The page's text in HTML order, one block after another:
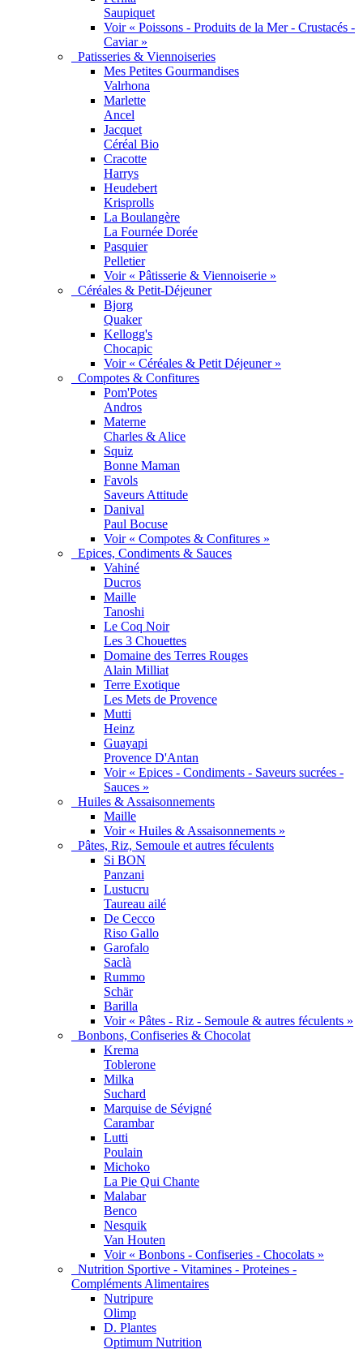
Saupiquet
Voir « Poissons - Produits de la Mer - Crustacés -
Caviar »
Patisseries & Viennoiseries
Mes Petites Gourmandises
Valrhona
Marlette
Ancel
Jacquet
Céréal Bio
Cracotte
Harrys
Heudebert
Krisprolls
La Boulangère
La Fournée Dorée
Pasquier
Pelletier
Voir « Pâtisserie & Viennoiserie »
Céréales & Petit-Déjeuner
Bjorg
Quaker
Kellogg's
Chocapic
Voir « Céréales & Petit Déjeuner »
Compotes & Confitures
Pom'Potes
Andros
Materne
Charles & Alice
Squiz
Bonne Maman
Favols
Saveurs Attitude
Danival
Paul Bocuse
Voir « Compotes & Confitures »
Epices, Condiments & Sauces
Vahiné
Ducros
Maille
Tanoshi
Le Coq Noir
Les 3 Chouettes
Domaine des Terres Rouges
Alain Milliat
Terre Exotique
Les Mets de Provence
Mutti
Heinz
Guayapi
Provence D'Antan
Voir « Epices - Condiments - Saveurs sucrées -
Sauces »
Huiles & Assaisonnements
Maille
Voir « Huiles & Assaisonnements »
Pâtes, Riz, Semoule et autres féculents
Si BON
Panzani
Lustucru
Taureau ailé
De Cecco
Riso Gallo
Garofalo
Saclà
Rummo
Schär
Barilla
Voir « Pâtes - Riz - Semoule & autres féculents »
Bonbons, Confiseries & Chocolat
Krema
Toblerone
Milka
Suchard
Marquise de Sévigné
Carambar
Lutti
Poulain
Michoko
La Pie Qui Chante
Malabar
Benco
Nesquik
Van Houten
Voir « Bonbons - Confiseries - Chocolats »
Nutrition Sportive - Vitamines - Proteines -
Compléments Alimentaires
Nutripure
Olimp
D. Plantes
Optimum Nutrition